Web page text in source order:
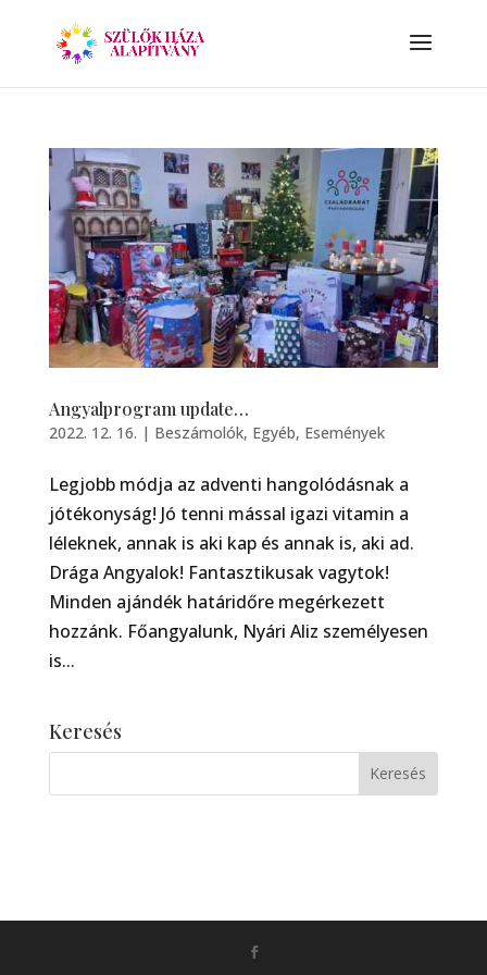
Angyalprogram update…
2022. 12. 16. | Beszámolók, Egyéb, Események
Legjobb módja az adventi hangolódásnak a
jótékonyság! Jó tenni mással igazi vitamin a
léleknek, annak is aki kap és annak is, aki ad.
Drága Angyalok! Fantasztikusak vagytok!
Minden ajándék határidőre megérkezett
hozzánk. Főangyalunk, Nyári Aliz személyesen
is...
Keresés